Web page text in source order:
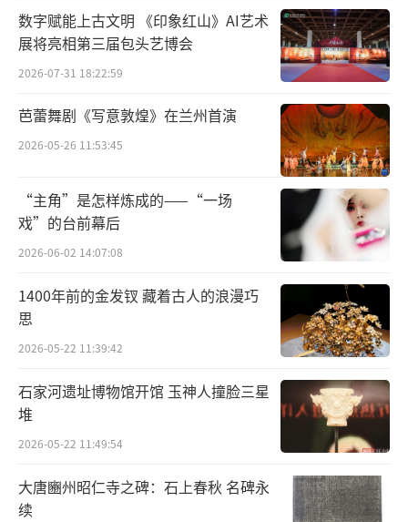
记里鼓车
这辆车的用途如名字所述，就是用作计算
公里数的车，行驶过程中，到了一公里就会敲
响车上的鼓，以表示里程数。
记里鼓车最早记载来自东汉末年刘歆写的
《西京杂记》，书中记载：“记道车，驾四，
中道。”
汉画像也有“鼓车”图，我国东汉著名科
学家、文学家张衡就曾经制造过记里鼓车。
数字赋能上古文明 《印象红山》AI艺术
展将亮相第三届包头艺博会
2026-07-31 18:22:59
芭蕾舞剧《写意敦煌》在兰州首演
2026-05-26 11:53:45
“主角”是怎样炼成的——“一场
戏”的台前幕后
2026-06-02 14:07:08
1400年前的金发钗 藏着古人的浪漫巧
思
2026-05-22 11:39:42
石家河遗址博物馆开馆 玉神人撞脸三星
堆
2026-05-22 11:49:54
大唐豳州昭仁寺之碑：石上春秋 名碑永
续